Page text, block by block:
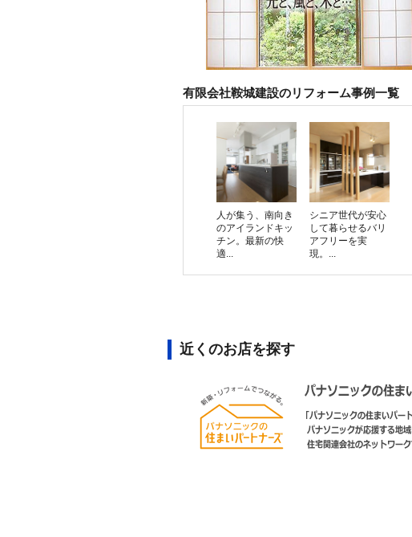
有限会社鞍城建設のリフォーム事例一覧
人が集う、南向き
のアイランドキッ
チン。最新の快
適...
シニア世代が安心
して暮らせるバリ
アフリーを実
現。...
近くのお店を探す